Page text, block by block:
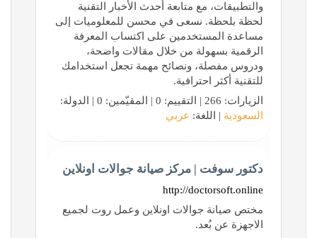
والتطبيقات، مع متابعة أحدث الأخبار التقنية
لحظة بلحظة. نسعى في محسن للمعلوميات إلى
مساعدة المستخدمين على اكتساب المعرفة
الرقمية بسهولة من خلال مقالات واضحة،
ودروس مفصلة، ونصائح مهمة تجعل استخدامك
للتقنية أكثر احترافية.
الزيارات: 266 | التقييم: 0 | المقيّمين: 0 | الدولة:
السعودية | اللغة: عربي
دكتور سوفت | مركز صيانة جوالات اونلاين
http://doctorsoft.online
مختص صيانة جوالات اونلاين وعمل روت لجميع
الاجهزة عن بُعد.